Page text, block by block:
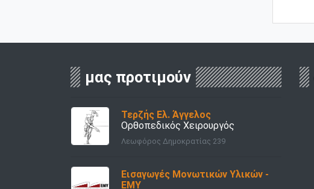
μας προτιμούν
Τερζής Ελ. Άγγελος
Ορθοπεδικός Χειρουργός
Λεωφόρος Δημοκρατίας 239
Εισαγωγές Μονωτικών Υλικών -
ΕΜΥ